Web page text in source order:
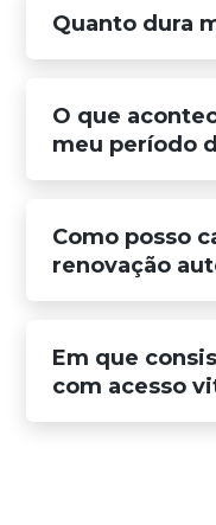
Quanto dura
O que
meu período
Como posso
renovação
Em que
com acesso